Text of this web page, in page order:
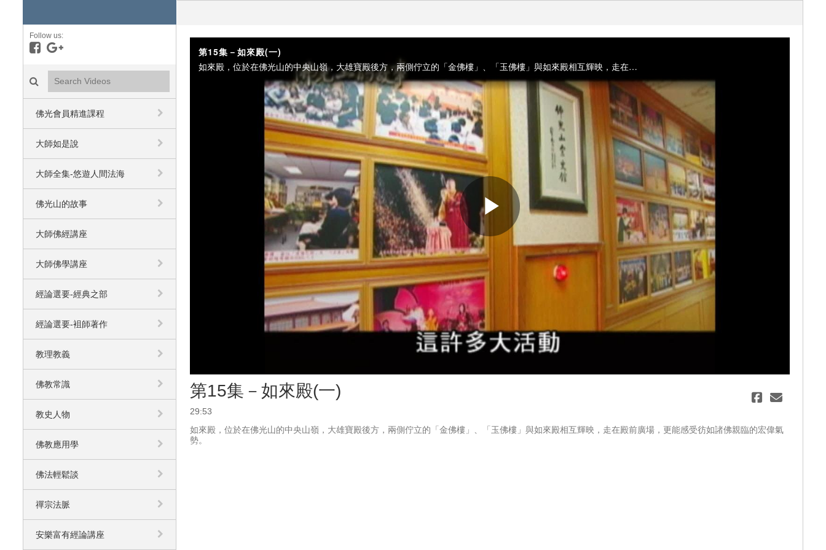
Follow us:
Like on Facebook
Follow on Google+
Search videos icon
佛光會員精進課程
大師如是說
大師全集-悠遊人間法海
佛光山的故事
大師佛經講座
大師佛學講座
經論選要-經典之部
經論選要-袓師著作
教理教義
佛教常識
教史人物
佛教應用學
佛法輕鬆談
禪宗法脈
安樂富有經論講座
第15集－如來殿(一)
如來殿，位於在佛光山的中央山嶺，大雄寶殿後方，兩側佇立的「金佛樓」、「玉佛樓」與如來殿相互輝映，走在殿前廣場，更能感受彷如諸佛親臨的宏偉氣勢。
Play
Video
第15集－如來殿(一)
29:53
如來殿，位於在佛光山的中央山嶺，大雄寶殿後方，兩側佇立的「金佛樓」、「玉佛樓」與如來殿相互輝映，走在殿前廣場，更能感受彷如諸佛親臨的宏偉氣
勢。